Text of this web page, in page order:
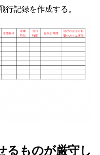
行記録を作成する。
るものが厳守し